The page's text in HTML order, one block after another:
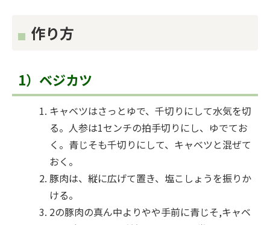
作り方
1）ベジカツ
キャベツはさっとゆで、千切りにして水気を切
る。人参は1センチの拍手切りにし、ゆでてお
く。青じそも千切りにして、キャベツと混ぜて
おく。
豚肉は、縦に広げて置き、塩こしょうを振りか
ける。
2の豚肉の真ん中よりやや手前に青じそ,キャベ